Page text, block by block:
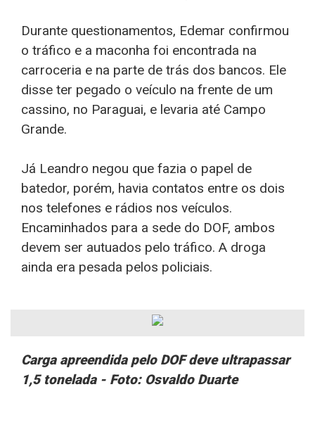
Durante questionamentos, Edemar confirmou
o tráfico e a maconha foi encontrada na
carroceria e na parte de trás dos bancos. Ele
disse ter pegado o veículo na frente de um
cassino, no Paraguai, e levaria até Campo
Grande.
Já Leandro negou que fazia o papel de
batedor, porém, havia contatos entre os dois
nos telefones e rádios nos veículos.
Encaminhados para a sede do DOF, ambos
devem ser autuados pelo tráfico. A droga
ainda era pesada pelos policiais.
Carga apreendida pelo DOF deve ultrapassar
1,5 tonelada - Foto: Osvaldo Duarte